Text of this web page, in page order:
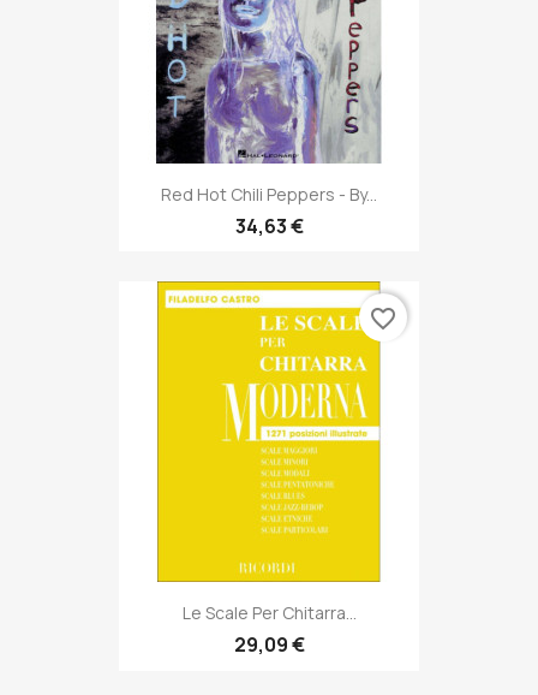
Red Hot Chili Peppers - By...
34,63 €
Le Scale Per Chitarra...
29,09 €
favorite_border